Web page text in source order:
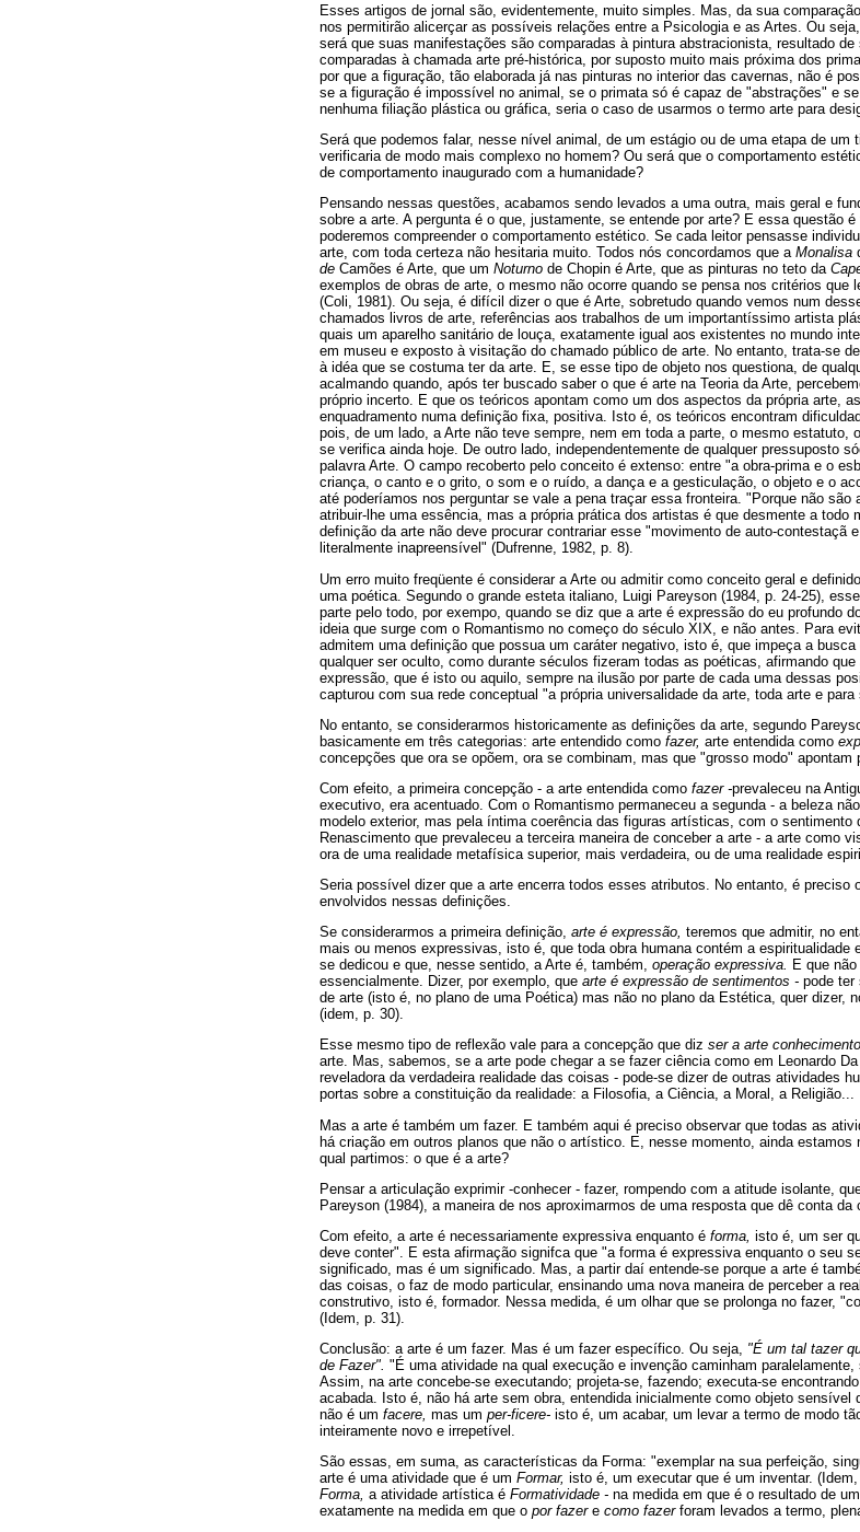
Esses artigos de jornal são, evidentemente, muito simples. Mas, da sua
nos permitirão alicerçar as possíveis relações entre a Psicologia e as Artes. Ou
será que suas manifestações são comparadas à pintura abstracionista, resultado
comparadas à chamada arte pré-histórica, por suposto muito mais próxima dos
por que a figuração, tão elaborada já nas pinturas no interior das cavernas, não é
se a figuração é impossível no animal, se o primata só é capaz de "abstrações" e
nenhuma filiação plástica ou gráfica, seria o caso de usarmos o termo arte para
Será que podemos falar, nesse nível animal, de um estágio ou de uma etapa de
verificaria de modo mais complexo no homem? Ou será que o comportamento
de comportamento inaugurado com a humanidade?
Pensando nessas questões, acabamos sendo levados a uma outra, mais geral e
sobre a arte. A pergunta é o que, justamente, se entende por arte? E essa questão
poderemos compreender o comportamento estético. Se cada leitor pensasse
arte, com toda certeza não hesitaria muito. Todos nós concordamos que a Monalisa
de Camões é Arte, que um Noturno de Chopin é Arte, que as pinturas no teto da
exemplos de obras de arte, o mesmo não ocorre quando se pensa nos critérios que
(Coli, 1981). Ou seja, é difícil dizer o que é Arte, sobretudo quando vemos num
chamados livros de arte, referências aos trabalhos de um importantíssimo artista
quais um aparelho sanitário de louça, exatamente igual aos existentes no mundo
em museu e exposto à visitação do chamado público de arte. No entanto, trata-se
à idéa que se costuma ter da arte. E, se esse tipo de objeto nos questiona, de
acalmando quando, após ter buscado saber o que é arte na Teoria da Arte,
próprio incerto. E que os teóricos apontam como um dos aspectos da própria arte,
enquadramento numa definição fixa, positiva. Isto é, os teóricos encontram
pois, de um lado, a Arte não teve sempre, nem em toda a parte, o mesmo estatuto,
se verifica ainda hoje. De outro lado, independentemente de qualquer pressuposto
palavra Arte. O campo recoberto pelo conceito é extenso: entre "a obra-prima e o
criança, o canto e o grito, o som e o ruído, a dança e a gesticulação, o objeto e o
até poderíamos nos perguntar se vale a pena traçar essa fronteira. "Porque não
atribuir-lhe uma essência, mas a própria prática dos artistas é que desmente a todo
definição da arte não deve procurar contrariar esse "movimento de auto-contestaçã
literalmente inapreensível" (Dufrenne, 1982, p. 8).
Um erro muito freqüente é considerar a Arte ou admitir como conceito geral e
uma poética. Segundo o grande esteta italiano, Luigi Pareyson (1984, p. 24-25),
parte pelo todo, por exempo, quando se diz que a arte é expressão do eu profundo
ideia que surge com o Romantismo no começo do século XIX, e não antes. Para
admitem uma definição que possua um caráter negativo, isto é, que impeça a
qualquer ser oculto, como durante séculos fizeram todas as poéticas, afirmando
expressão, que é isto ou aquilo, sempre na ilusão por parte de cada uma dessas
capturou com sua rede conceptual "a própria universalidade da arte, toda arte e para
No entanto, se considerarmos historicamente as definições da arte, segundo
basicamente em três categorias: arte entendido como fazer, arte entendida como
concepções que ora se opõem, ora se combinam, mas que "grosso modo"
Com efeito, a primeira concepção - a arte entendida como fazer -prevaleceu na
executivo, era acentuado. Com o Romantismo permaneceu a segunda - a beleza
modelo exterior, mas pela íntima coerência das figuras artísticas, com o
Renascimento que prevaleceu a terceira maneira de conceber a arte - a arte como
ora de uma realidade metafísica superior, mais verdadeira, ou de uma realidade
Seria possível dizer que a arte encerra todos esses atributos. No entanto, é preciso
envolvidos nessas definições.
Se considerarmos a primeira definição, arte é expressão, teremos que admitir, no
mais ou menos expressivas, isto é, que toda obra humana contém a espiritualidade
se dedicou e que, nesse sentido, a Arte é, também, operação expressiva. E que
essencialmente. Dizer, por exemplo, que arte é expressão de sentimentos - pode ter
de arte (isto é, no plano de uma Poética) mas não no plano da Estética, quer dizer,
(idem, p. 30).
Esse mesmo tipo de reflexão vale para a concepção que diz ser a arte
arte. Mas, sabemos, se a arte pode chegar a se fazer ciência como em Leonardo
reveladora da verdadeira realidade das coisas - pode-se dizer de outras atividades
portas sobre a constituição da realidade: a Filosofia, a Ciência, a Moral, a Religião...
Mas a arte é também um fazer. E também aqui é preciso observar que todas as
há criação em outros planos que não o artístico. E, nesse momento, ainda
qual partimos: o que é a arte?
Pensar a articulação exprimir -conhecer - fazer, rompendo com a atitude isolante,
Pareyson (1984), a maneira de nos aproximarmos de uma resposta que dê conta da
Com efeito, a arte é necessariamente expressiva enquanto é forma, isto é, um ser
deve conter". E esta afirmação signifca que "a forma é expressiva enquanto o seu
significado, mas é um significado. Mas, a partir daí entende-se porque a arte é
das coisas, o faz de modo particular, ensinando uma nova maneira de perceber a
construtivo, isto é, formador. Nessa medida, é um olhar que se prolonga no fazer,
(Idem, p. 31).
Conclusão: a arte é um fazer. Mas é um fazer específico. Ou seja, "É um tal tazer
de Fazer". "É uma atividade na qual execução e invenção caminham
Assim, na arte concebe-se executando; projeta-se, fazendo; executa-se
acabada. Isto é, não há arte sem obra, entendida inicialmente como objeto sensível
não é um facere, mas um per-ficere- isto é, um acabar, um levar a termo de modo
inteiramente novo e irrepetível.
São essas, em suma, as características da Forma: "exemplar na sua perfeição,
arte é uma atividade que é um Formar, isto é, um executar que é um inventar.
Forma, a atividade artística é Formatividade - na medida em que é o resultado de
exatamente na medida em que o por fazere como fazerforam levados a termo,